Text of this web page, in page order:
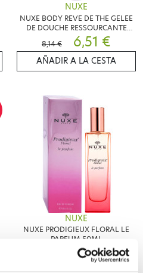
NUXE
NUXE BODY REVE DE THE GELEE
DE DOUCHE RESSOURCANTE
200ML
8,14 € 6,51 €
AÑADIR A LA CESTA
NUXE
NUXE PRODIGIEUX FLORAL LE
PARFUM 50ML
46,96 €